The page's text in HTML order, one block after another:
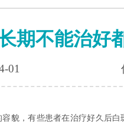
期不能治好
01
貌，有些患者在治疗好久后